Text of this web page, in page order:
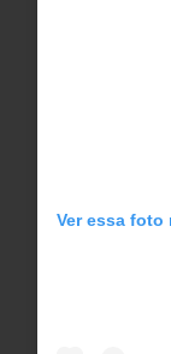
Ver essa foto